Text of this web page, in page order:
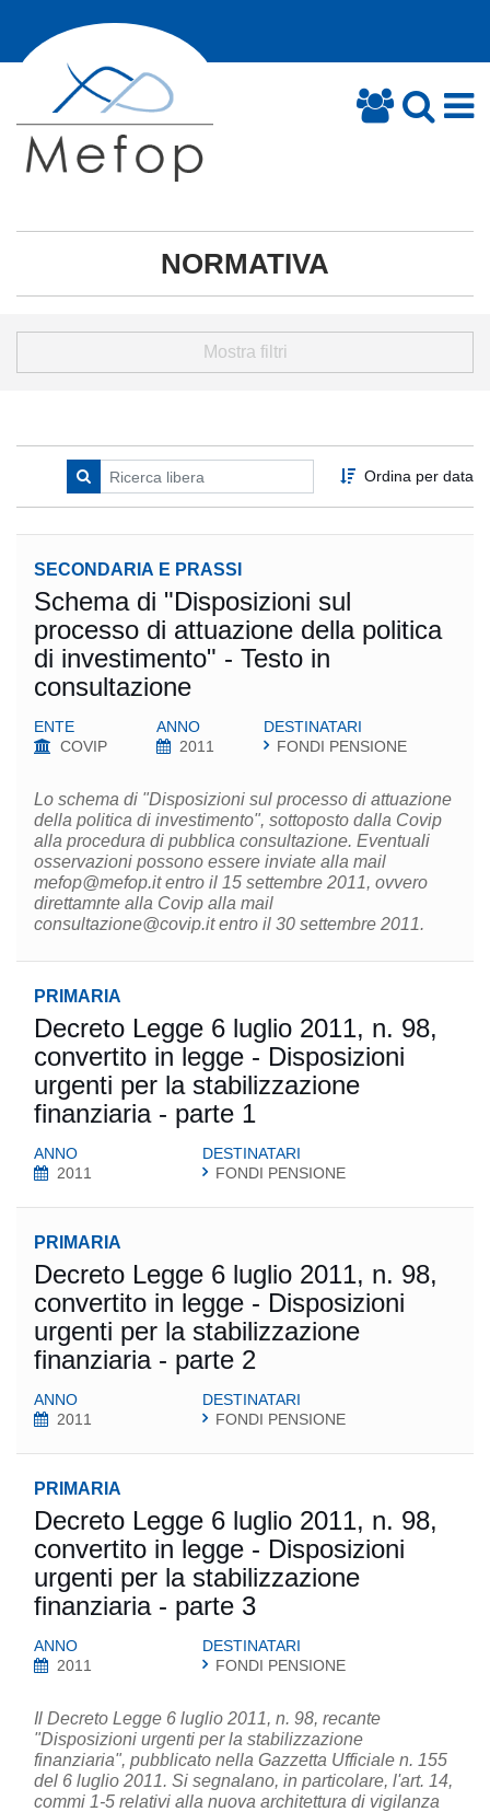
NORMATIVA
Mostra filtri
Ordina per data
SECONDARIA E PRASSI
Schema di "Disposizioni sul
processo di attuazione della politica
di investimento" - Testo in
consultazione
ENTE
COVIP
ANNO
2011
DESTINATARI
FONDI PENSIONE
Lo schema di "Disposizioni sul processo di attuazione
della politica di investimento", sottoposto dalla Covip
alla procedura di pubblica consultazione. Eventuali
osservazioni possono essere inviate alla mail
mefop@mefop.it entro il 15 settembre 2011, ovvero
direttamnte alla Covip alla mail
consultazione@covip.it entro il 30 settembre 2011.
PRIMARIA
Decreto Legge 6 luglio 2011, n. 98,
convertito in legge - Disposizioni
urgenti per la stabilizzazione
finanziaria - parte 1
ANNO
2011
DESTINATARI
FONDI PENSIONE
PRIMARIA
Decreto Legge 6 luglio 2011, n. 98,
convertito in legge - Disposizioni
urgenti per la stabilizzazione
finanziaria - parte 2
ANNO
2011
DESTINATARI
FONDI PENSIONE
PRIMARIA
Decreto Legge 6 luglio 2011, n. 98,
convertito in legge - Disposizioni
urgenti per la stabilizzazione
finanziaria - parte 3
ANNO
2011
DESTINATARI
FONDI PENSIONE
Il Decreto Legge 6 luglio 2011, n. 98, recante
"Disposizioni urgenti per la stabilizzazione
finanziaria", pubblicato nella Gazzetta Ufficiale n. 155
del 6 luglio 2011. Si segnalano, in particolare, l'art. 14,
commi 1-5 relativi alla nuova architettura di vigilanza